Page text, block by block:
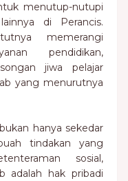
menutup-nutupi
di Perancis.
memerangi
pendidikan,
jiwa pelajar
yang menurutnya
hanya sekedar
tindakan yang
sosial,
adalah hak pribadi